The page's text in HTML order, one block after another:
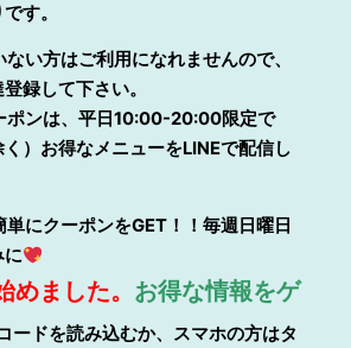
す。
い方はご利用になれませんので、
録して下さい。
ポンは、平日10:00-20:00限定で
く）お得なメニューをLINEで配信し
単にクーポンをGET！！毎週日曜日
に
めました。 お得な情報をゲ
ードを読み込むか、スマホの方はタ